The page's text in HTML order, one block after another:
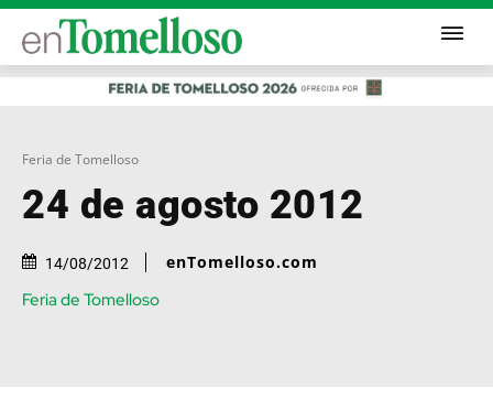
Feria de Tomelloso
24 de agosto 2012
14/08/2012 enTomelloso.com
Feria de Tomelloso